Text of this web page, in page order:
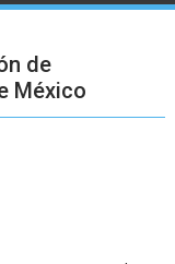
de
México